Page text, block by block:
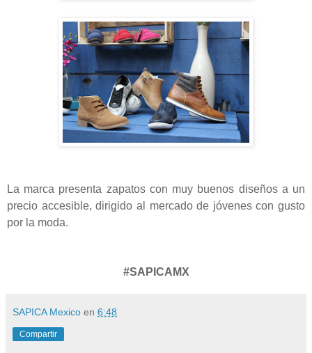
La marca presenta zapatos con muy buenos diseños a un
precio accesible, dirigido al mercado de jóvenes con gusto
por la moda.
#SAPICAMX
SAPICA Mexico en 6:48
Compartir